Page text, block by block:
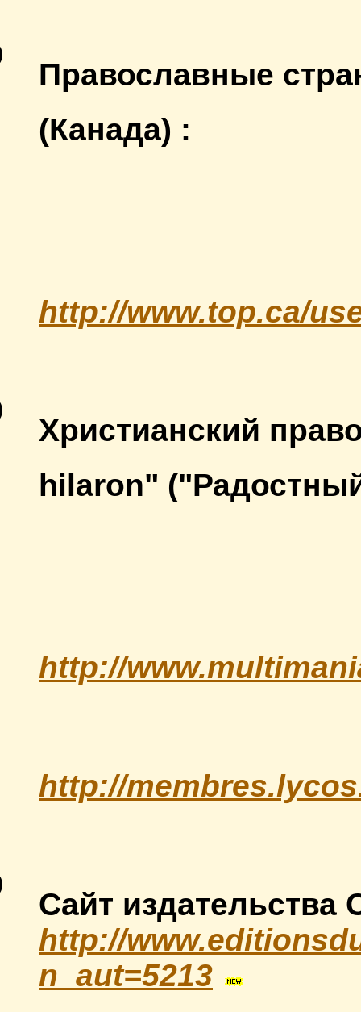
Православные
(Канада) :
http://www.top.ca/
Христианский
hilaron"
http://
http://
Сайт
http://
n_aut=5213